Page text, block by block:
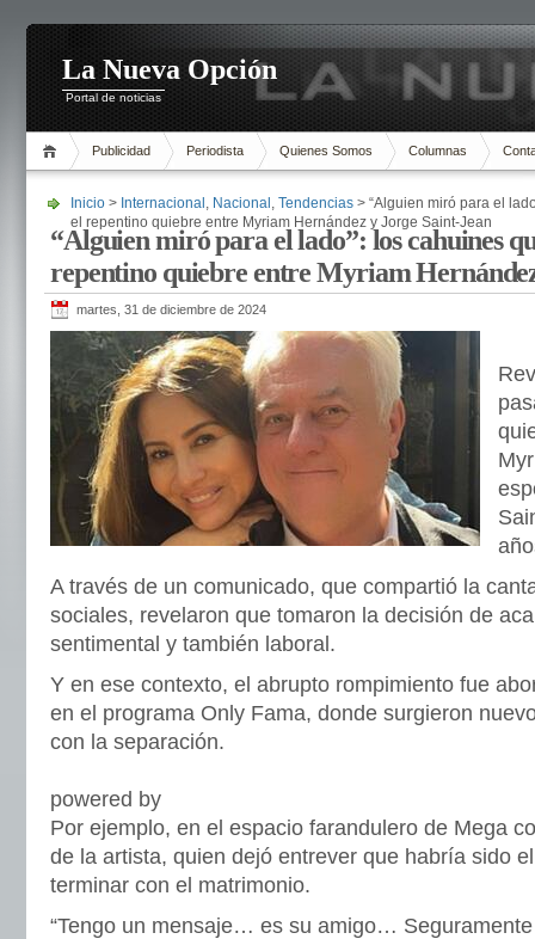
La Nueva Opción
Portal de noticias
Publicidad Periodista Quienes Somos Columnas
Inicio > Internacional , Nacional , Tendencias > “Alguien miró para el
el repentino quiebre entre Myriam Hernández y Jorge Saint-Jean
“Alguien miró para el lado”: los cahuines
repentino quiebre entre Myriam
martes, 31 de diciembre de 2024
A través de un comunicado, que compartió la
sociales, revelaron que tomaron la decisión de
sentimental y también laboral.
Y en ese contexto, el abrupto rompimiento fue
en el programa Only Fama, donde surgieron
con la separación.
powered by
Por ejemplo, en el espacio farandulero de Mega
de la artista, quien dejó entrever que habría sido
terminar con el matrimonio.
“Tengo un mensaje… es su amigo…